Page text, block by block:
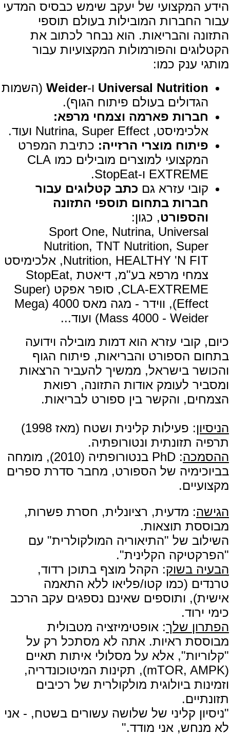
הידע המקצועי של יעקב שימש כבסיס המדעי
עבור החברות המובילות בעולם תוספי
התזונה והבריאות. הוא נבחר לכתוב את
הקטלוגים והפורמולות המקצועיות עבור
מותגי ענק כמו:
Universal Nutrition ו-Weider (השמות
הגדולים בעולם פיתוח הגוף).
חברות פארמה וצמחי מרפא:
אלכימיסט, Nutrina, Super Effect ועוד.
פיתוח מוצרי הרזייה: כתיבת המפרט
המקצועי למוצרים מובילים כמו CLA
EXTREME ו-StopEat.
קובי עזרא גם כתב קטלוגים עבור
חברות בתחום תוספי התזונה
והספורט, כגון:
Sport One, Nutrina, Universal
Nutrition, TNT Nutrition, Super
Nutrition, HEALTHY 'N FIT, אלכימיסט
צמחי מרפא בע"מ, דיאטת StopEat,
CLA-EXTREME, סופר אפקט (Super
Effect), ווידר - מגה מאס 4000 (Mega
Mass 4000 - Weider) ועוד...
כיום, קובי עזרא הוא דמות מובילה וידועה
בתחום הספורט והבריאות, פיתוח הגוף
והכושר בישראל, ממשיך להעביר הרצאות
ומסביר לעומק אודות התזונה, רפואת
הצמחים, והקשר בין ספורט לבריאות.
הניסיון
: פעילות קלינית ושטח (מאז 1998)
תרפיה תזונתית ונטורופתיה.
ההסמכה
: PhD בנטורופתיה (2010), מומחה
בביוכימיה של הספורט, מחבר סדרת ספרים
מקצועיים.
הגישה: מדעית, רציונלית, חסרת פשרות,
מבוססת תוצאות.
השילוב של "התיאוריה המולקולרית" עם
"הפרקטיקה הקלינית".
הבעיה בשוק: הקהל מוצף בתוכן רדוד,
טרנדים (כמו קטו/פליאו ללא התאמה
אישית), ותוספים שאינם נספגים עקב הרכב
כימי ירוד.
הפתרון שלך: אופטימיזציה מטבולית
מבוססת ראיות. אתה לא מסתכל רק על
"קלוריות", אלא על מסלולי איתות תאיים
(mTOR, AMPK), תקינות המיטוכונדריה,
וזמינות ביולוגית מולקולרית של רכיבים
תזונתיים.
"ניסיון קליני של שלושה עשורים בשטח, - אני
לא מנחש, אני מודד."